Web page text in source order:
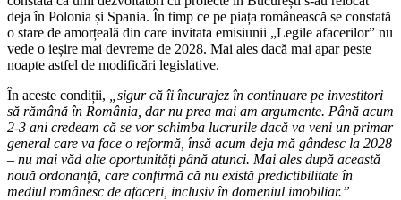
deja în Polonia și Spania. În timp ce pe piața românească se constată
o stare de amorțeală din care invitata emisiunii „Legile afacerilor” nu
vede o ieșire mai devreme de 2028. Mai ales dacă mai apar peste
noapte astfel de modificări legislative.
În aceste condiții,
„sigur că îi încurajez în continuare pe investitori
să rămână în România, dar nu prea mai am argumente. Până acum
2-3 ani credeam că se vor schimba lucrurile dacă va veni un primar
general care va face o reformă, însă acum deja mă gândesc la 2028
– nu mai văd alte oportunități până atunci. Mai ales după această
nouă ordonanță, care confirmă că nu există predictibilitate în
mediul românesc de afaceri, inclusiv în domeniul imobiliar.”